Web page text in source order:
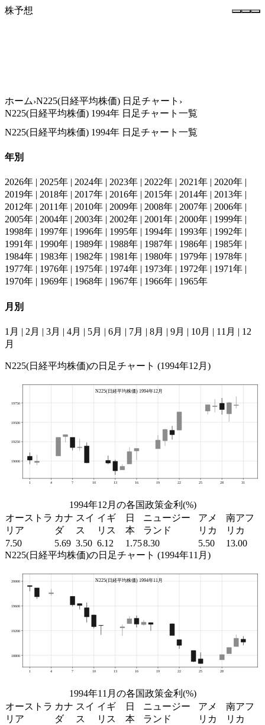
株予想
ホーム N225(日経平均株価) 日足チャート
N225(日経平均株価) 1994年 日足チャート一覧
N225(日経平均株価) 1994年 日足チャート一覧
年別
2026年 | 2025年 | 2024年 | 2023年 | 2022年 | 2021年 | 2020年 |
2019年 | 2018年 | 2017年 | 2016年 | 2015年 | 2014年 | 2013年 |
2012年 | 2011年 | 2010年 | 2009年 | 2008年 | 2007年 | 2006年 |
2005年 | 2004年 | 2003年 | 2002年 | 2001年 | 2000年 | 1999年 |
1998年 | 1997年 | 1996年 | 1995年 | 1994年 | 1993年 | 1992年 |
1991年 | 1990年 | 1989年 | 1988年 | 1987年 | 1986年 | 1985年 |
1984年 | 1983年 | 1982年 | 1981年 | 1980年 | 1979年 | 1978年 |
1977年 | 1976年 | 1975年 | 1974年 | 1973年 | 1972年 | 1971年 |
1970年 | 1969年 | 1968年 | 1967年 | 1966年 | 1965年
月別
1月 | 2月 | 3月 | 4月 | 5月 | 6月 | 7月 | 8月 | 9月 | 10月 | 11月 | 12
月
N225(日経平均株価)の日足チャート (1994年12月)
1994年12月の各国政策金利(%)
オーストラ
リア
カナ
ダ
スイ
ス
イギ
リス
日
本
ニュージー
ランド
アメ
リカ
南アフ
リカ
7.50
5.69 3.50 6.12 1.758.30 5.50
13.00
N225(日経平均株価)の日足チャート (1994年11月)
1994年11月の各国政策金利(%)
オーストラ
リア
カナ
ダ
スイ
ス
イギ
リス
日
本
ニュージー
ランド
アメ
リカ
南アフ
リカ